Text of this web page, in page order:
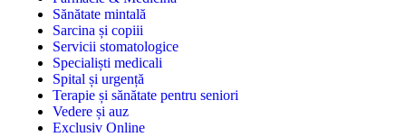
Sănătate mintală
Sarcina și copiii
Servicii stomatologice
Specialiști medicali
Spital și urgență
Terapie și sănătate pentru seniori
Vedere și auz
Exclusiv Online